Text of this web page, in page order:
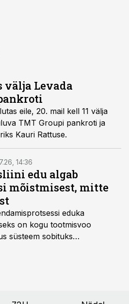
välja Levada
20. mail kell 11 välja
Groupi pankroti ja
Kauri Rattuse.
14:36
edu algab
mõistmisest, mitte
eduka
on kogu tootmisvoo
süsteem sobituks